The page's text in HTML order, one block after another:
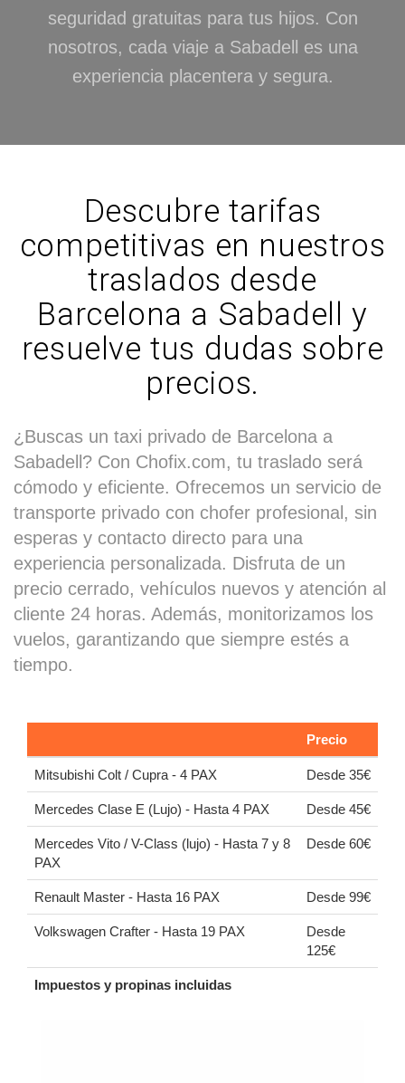
seguridad gratuitas para tus hijos. Con
nosotros, cada viaje a Sabadell es una
experiencia placentera y segura.
Descubre tarifas
competitivas en nuestros
traslados desde
Barcelona a Sabadell y
resuelve tus dudas sobre
precios.
¿Buscas un taxi privado de Barcelona a
Sabadell? Con Chofix.com, tu traslado será
cómodo y eficiente. Ofrecemos un servicio de
transporte privado con chofer profesional, sin
esperas y contacto directo para una
experiencia personalizada. Disfruta de un
precio cerrado, vehículos nuevos y atención al
cliente 24 horas. Además, monitorizamos los
vuelos, garantizando que siempre estés a
tiempo.
Precio
Mitsubishi Colt / Cupra - 4 PAX Desde 35€
Mercedes Clase E (Lujo) - Hasta 4 PAX Desde 45€
Mercedes Vito / V-Class (lujo) - Hasta 7 y 8
PAX
Desde 60€
Renault Master - Hasta 16 PAX Desde 99€
Volkswagen Crafter - Hasta 19 PAX
Desde
125€
Impuestos y propinas incluidas